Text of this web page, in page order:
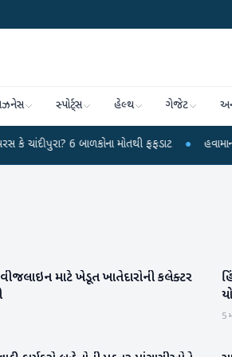
સ્પોર્ટ્સ હેલ્થ ગેજેટ
6 બાળકોના મોતથી ફફડાટ ● હવામાન વિભાગે
માટે ખેડૂત ખાતેદારોની કલેક્ટર
5